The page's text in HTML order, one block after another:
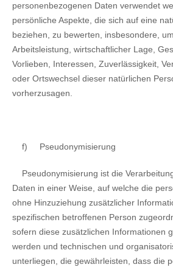
personenbezogenen Daten verwendet
persönliche Aspekte, die sich auf eine
beziehen, zu bewerten, insbesondere,
Arbeitsleistung, wirtschaftlicher Lage,
Vorlieben, Interessen, Zuverlässigkeit,
oder Ortswechsel dieser natürlichen
vorherzusagen.
f) Pseudonymisierung
Pseudonymisierung ist die
Daten in einer Weise, auf welche die
ohne Hinzuziehung zusätzlicher
spezifischen betroffenen Person
sofern diese zusätzlichen Informationen
werden und technischen und
unterliegen, die gewährleisten, dass die